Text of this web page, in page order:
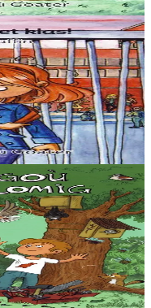
Pegen bras eo ar skolaj !
e-touez ar re vrasañ, ar re
: peadra evit sikour ar
Ur c’haier c’hoarius ha